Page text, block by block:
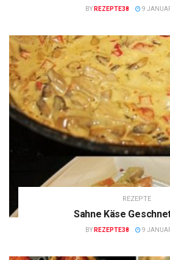
BY REZEPTE38 9
REZEPTE
Sahne Käse
BY REZEPTE38 9